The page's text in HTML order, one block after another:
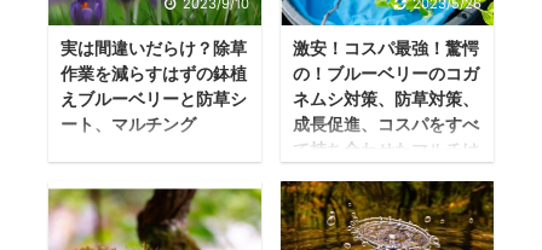
2023/9/10
実は間違いだらけ？除草
作業を減らすはずの鉢植
えブルーベリーと防草シ
ート、マルチング
この記事を読んでほ
しい人 このブログで
は、ブルーベリー栽
培を始めて4年目にな
2023/5/26
激安！コスパ最強！驚愕
の！ブルーベリーのコガ
ネムシ対策、防草対策、
成長促進、コスパをすべ
て持ち合わせたマルチは
ブルーベリーのマル
チの考察～採用まで